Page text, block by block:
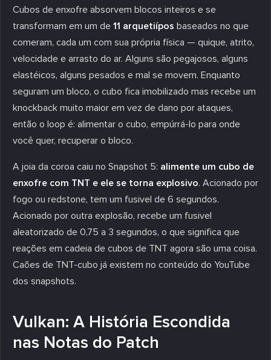
Cubos de enxofre absorvem blocos inteiros e se
transformam em um de 11 arquetiípos baseados no que
comeram, cada um com sua própria física — quique, atrito,
velocidade e arrasto do ar. Alguns são pegajosos, alguns
elastéicos, alguns pesados e mal se movem. Enquanto
seguram um bloco, o cubo fica imobilizado mas recebe um
knockback muito maior em vez de dano por ataques,
então o loop é: alimentar o cubo, empúrrá-lo para onde
você quer, recuperar o bloco.
A joia da coroa caiu no Snapshot 5: alimente um cubo de
enxofre com TNT e ele se torna explosivo. Acionado por
fogo ou redstone, tem um fusivel de 6 segundos.
Acionado por outra explosão, recebe um fusivel
aleatorizado de 0,75 a 3 segundos, o que significa que
reações em cadeia de cubos de TNT agora são uma coisa.
Caões de TNT-cubo já existem no conteúdo do YouTube
dos snapshots.
Vulkan: A História Escondida
nas Notas do Patch